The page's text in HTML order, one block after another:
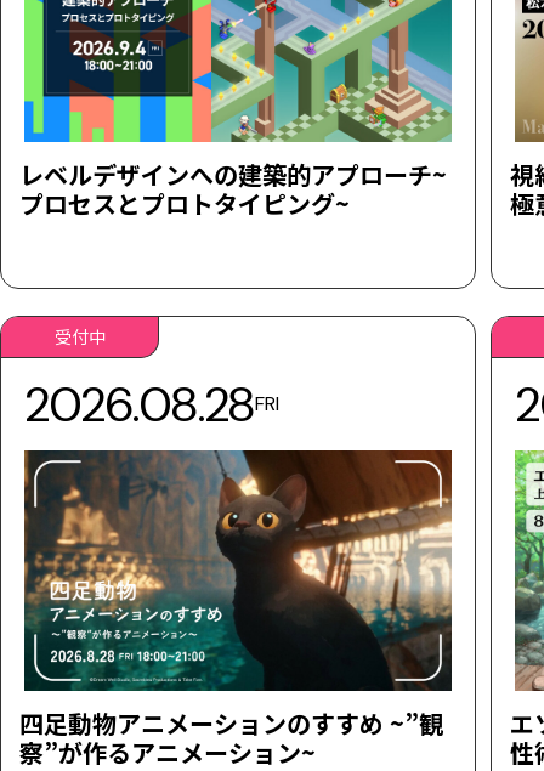
レベルデザインへの建築的アプローチ~
プロセスとプロトタイピング~
視
極
受付中
2026.08.28FRI
四足動物アニメーションのすすめ ~”観
察”が作るアニメーション~
エ
性